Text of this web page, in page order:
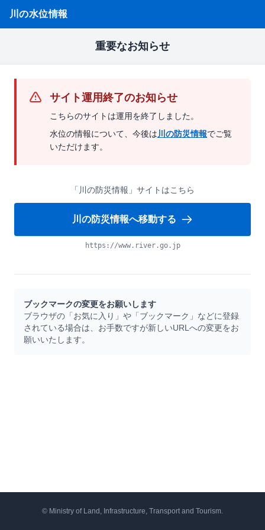
川の水位情報
重要なお知らせ
サイト運用終了のお知らせ
こちらのサイトは運用を終了しました。
水位の情報について、今後は川の防災情報でご覧
いただけます。
「川の防災情報」サイトはこちら
川の防災情報へ移動する
https://www.river.go.jp
ブックマークの変更をお願いします
ブラウザの「お気に入り」や「ブックマーク」などに登録
されている場合は、お手数ですが新しいURLへの変更をお
願いいたします。
© Ministry of Land, Infrastructure, Transport and Tourism.